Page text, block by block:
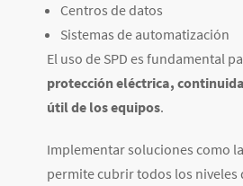
Centros de datos
Sistemas de automatización
El uso de SPD es fundamental
protección eléctrica,
útil de los equipos.
Implementar soluciones como la
permite cubrir todos los niveles